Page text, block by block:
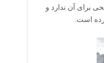
برای آن ندارد و
است.